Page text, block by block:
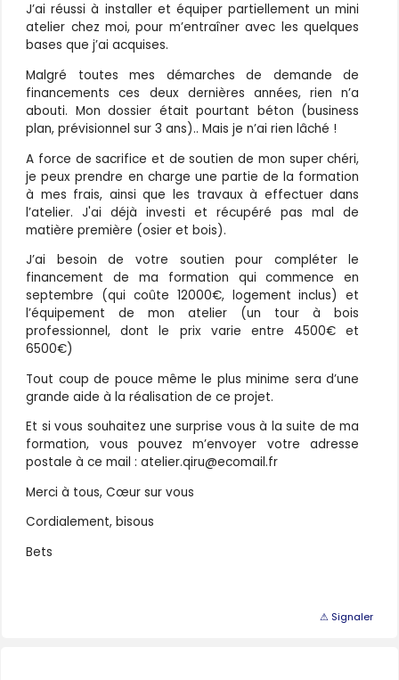
J’ai réussi à installer et équiper partiellement un mini
atelier chez moi, pour m’entraîner avec les quelques
bases que j’ai acquises.
Malgré toutes mes démarches de demande de
financements ces deux dernières années, rien n’a
abouti. Mon dossier était pourtant béton (business
plan, prévisionnel sur 3 ans).. Mais je n’ai rien lâché !
A force de sacrifice et de soutien de mon super chéri,
je peux prendre en charge une partie de la formation
à mes frais, ainsi que les travaux à effectuer dans
l’atelier. J'ai déjà investi et récupéré pas mal de
matière première (osier et bois).
J’ai besoin de votre soutien pour compléter le
financement de ma formation qui commence en
septembre (qui coûte 12000€, logement inclus) et
l’équipement de mon atelier (un tour à bois
professionnel, dont le prix varie entre 4500€ et
6500€)
Tout coup de pouce même le plus minime sera d’une
grande aide à la réalisation de ce projet.
Et si vous souhaitez une surprise vous à la suite de ma
formation, vous pouvez m’envoyer votre adresse
postale à ce mail : atelier.qiru@ecomail.fr
Merci à tous, Cœur sur vous
Cordialement, bisous
Bets
⚠ Signaler